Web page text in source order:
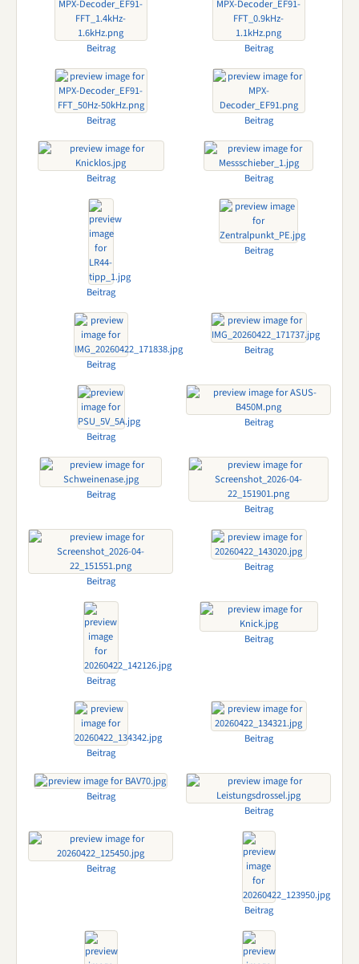
Beitrag Beitrag
Beitrag Beitrag
Beitrag Beitrag
Beitrag
Beitrag
Beitrag
Beitrag
Beitrag
Beitrag
Beitrag
Beitrag
Beitrag
Beitrag
Beitrag
Beitrag
Beitrag
Beitrag
Beitrag
Beitrag
Beitrag
Beitrag